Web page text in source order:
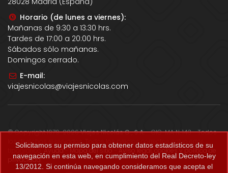
Horario (de lunes a viernes):
Mañanas de 9:30 a 13:30 hrs.
Tardes de 17:00 a 20:00 hrs.
Sábados sólo mañanas.
Domingos cerrado.
E-mail:
viajesnicolas@viajesnicolas.com
© Copyright 1979-2026Viajes Nicolás G., S.A.- CIC-MA N. 143 - Todos
los derechos reservados. Todos los precios correctos salvo error
tipográfico.Ayuda -Mapa del sitio-Aviso legal, cookies y política de
privacidad.
Solicitamos su permiso para obtener datos estadísticos de su
navegación en esta web, en cumplimiento del Real Decreto-ley
13/2012. Si continúa navegando consideramos que acepta el